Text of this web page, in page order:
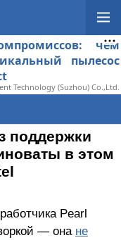
чем
пылесос
Technology (Suzhou) Co.,Ltd.
поддержки
в этом
Pearl
— она не